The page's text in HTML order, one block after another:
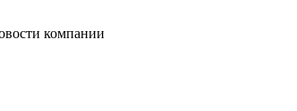
компании